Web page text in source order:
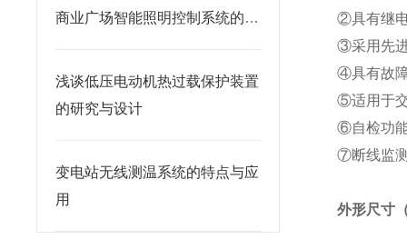
②具有继
③采用先
④具有故
⑤适用于
⑥自检功
⑦断线监
外形尺寸
商业广场智能照明控制系统的设
浅谈低压电动机热过载保护装置
的研究与设计
变电站无线测温系统的特点与应
用